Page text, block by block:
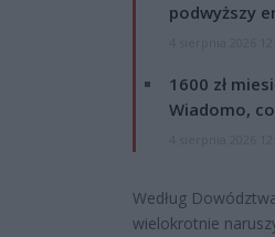
podwyższy
1600 zł
Wiadomo,
Według
wielokrotnie